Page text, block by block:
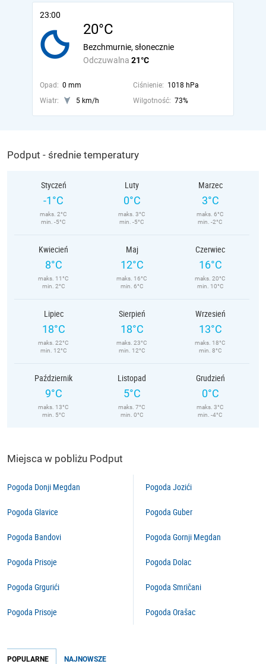
23:00
20°C
Odczuwalna 21°C
Bezchmurnie, słonecznie
Opad: 0 mm Ciśnienie: 1018 hPa
Wiatr:
5 km/h Wilgotność: 73%
Podput - średnie temperatury
Styczeń
-1°C
maks. 2°C
min. -5°C
Luty
0°C
maks. 3°C
min. -5°C
Marzec
3°C
maks. 6°C
min. -2°C
Kwiecień
8°C
maks. 11°C
min. 2°C
Maj
12°C
maks. 16°C
min. 6°C
Czerwiec
16°C
maks. 20°C
min. 10°C
Lipiec
18°C
maks. 22°C
min. 12°C
Sierpień
18°C
maks. 23°C
min. 12°C
Wrzesień
13°C
maks. 18°C
min. 8°C
Październik
9°C
maks. 13°C
min. 5°C
Listopad
5°C
maks. 7°C
min. 0°C
Grudzień
0°C
maks. 3°C
min. -4°C
Miejsca w pobliżu Podput
Pogoda Donji Megdan
Pogoda Glavice
Pogoda Bandovi
Pogoda Prisoje
Pogoda Grgurići
Pogoda Prisoje
Pogoda Jozići
Pogoda Guber
Pogoda Gornji Megdan
Pogoda Dolac
Pogoda Smričani
Pogoda Orašac
POPULARNE NAJNOWSZE